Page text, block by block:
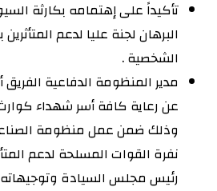
تأكيداً على إهتمامه بكارثة
البرهان لجنة عليا لدعم
الشخصية .
مدير المنظومة الدفاعية
عن رعاية كافة أسر شهداء
وذلك ضمن عمل منظومة
نفرة القوات المسلحة لدعم
رئيس مجلس السيادة